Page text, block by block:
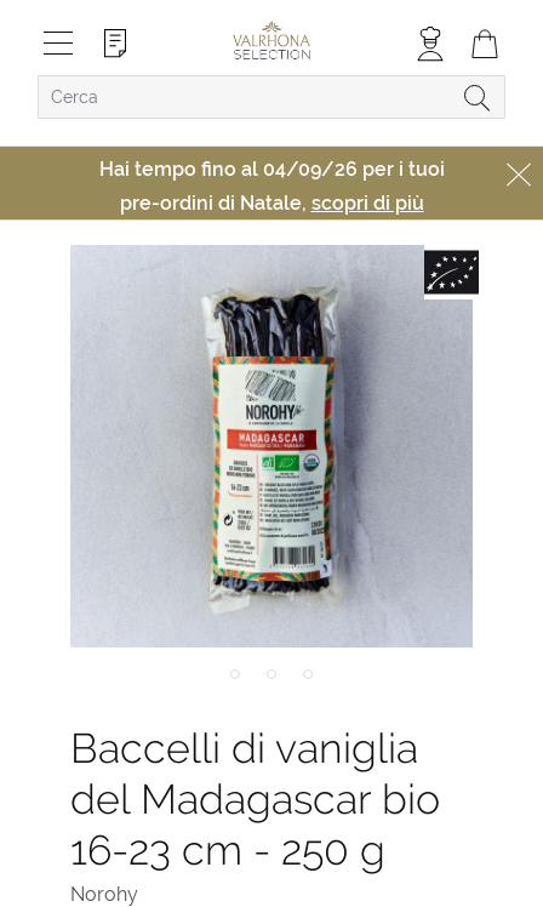
Hai tempo fino al 04/09/26 per i tuoi
pre-ordini di Natale, scopri di più
Baccelli di vaniglia
del Madagascar bio
16-23 cm - 250 g
Norohy